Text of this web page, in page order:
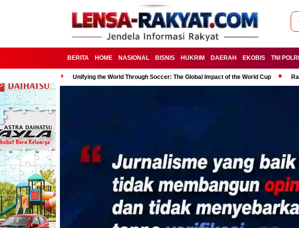
BERITA HOME NASIONAL BISNIS HUKRIM DAERAH EKOBIS TNI POLRI
Unifying the World Through Soccer: The Global Impact of the World Cup